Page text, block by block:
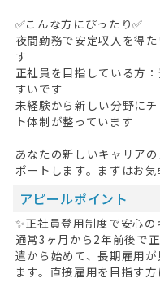
✅こんな方にぴったり✅
夜間勤務で安定収入を得
す
正社員を目指している方
すいです
未経験から新しい分野に
ト体制が整っています
あなたの新しいキャリア
ポートします。まずはお気
アピールポイント
✨正社員登用制度で安心
通常3ヶ月から2年前後で
遣から始めて、長期雇用
ます。直接雇用を目指す